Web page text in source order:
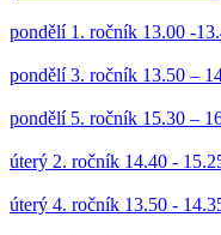
pondělí 1. ročník 13.00 -
pondělí 3. ročník 13.50 –
pondělí 5. ročník 15.30 –
úterý 2. ročník 14.40 -
úterý 4. ročník 13.50 -